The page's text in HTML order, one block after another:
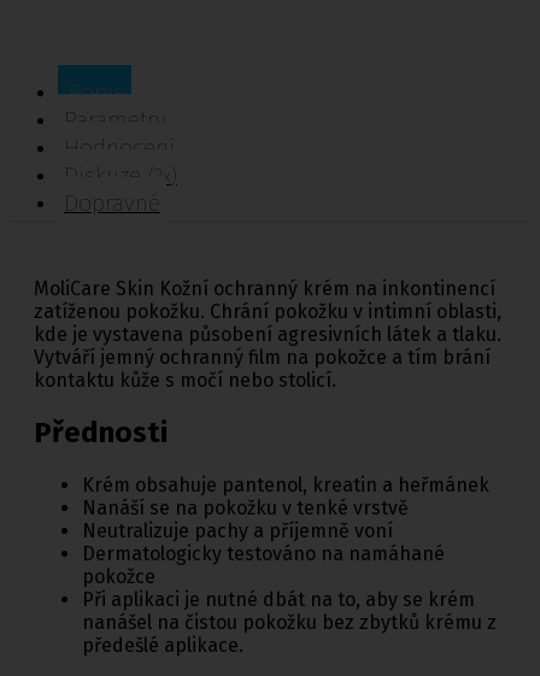
Popis
Parametry
Hodnocení
Diskuze
(2x)
Dopravné
MoliCare Skin Kožní ochranný krém na inkontinencí
zatíženou pokožku. Chrání pokožku v intimní oblasti,
kde je vystavena působení agresivních látek a tlaku.
Vytváří jemný ochranný film na pokožce a tím brání
kontaktu kůže s močí nebo stolicí.
Přednosti
Krém obsahuje pantenol, kreatin a heřmánek
Nanáší se na pokožku v tenké vrstvě
Neutralizuje pachy a příjemně voní
Dermatologicky testováno na namáhané
pokožce
Při aplikaci je nutné dbát na to, aby se krém
nanášel na čistou pokožku bez zbytků krému z
předešlé aplikace.